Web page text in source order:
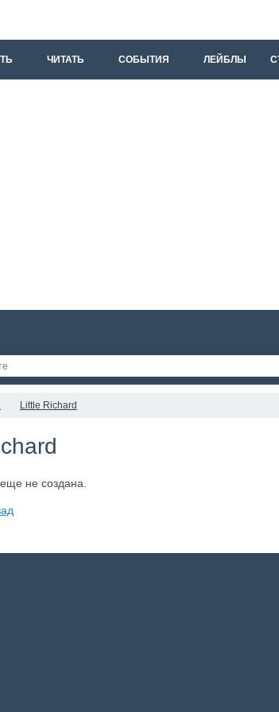
ЧИТАТЬ СОБЫТИЯ ЛЕЙБЛЫ
Little Richard
не создана.